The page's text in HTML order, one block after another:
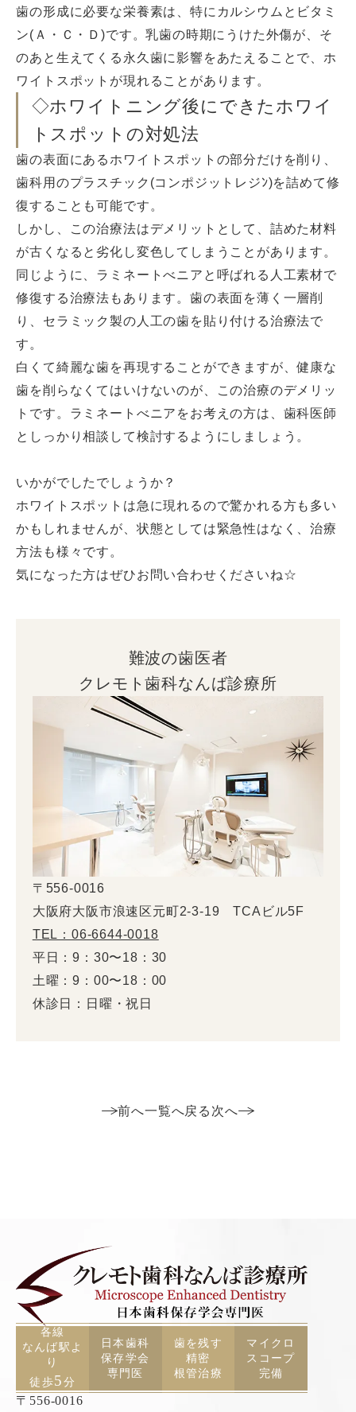
歯の形成に必要な栄養素は、特にカルシウムとビタミ
ン(Ａ・Ｃ・Ｄ)です。乳歯の時期にうけた外傷が、そ
のあと生えてくる永久歯に影響をあたえることで、ホ
ワイトスポットが現れることがあります。
◇ホワイトニング後にできたホワイ
トスポットの対処法
歯の表面にあるホワイトスポットの部分だけを削り、
歯科用のプラスチック(コンポジットレジﾝ)を詰めて修
復することも可能です。
しかし、この治療法はデメリットとして、詰めた材料
が古くなると劣化し変色してしまうことがあります。
同じように、ラミネートべニアと呼ばれる人工素材で
修復する治療法もあります。歯の表面を薄く一層削
り、セラミック製の人工の歯を貼り付ける治療法で
す。
白くて綺麗な歯を再現することができますが、健康な
歯を削らなくてはいけないのが、この治療のデメリッ
トです。ラミネートべニアをお考えの方は、歯科医師
としっかり相談して検討するようにしましょう。
いかがでしたでしょうか？
ホワイトスポットは急に現れるので驚かれる方も多い
かもしれませんが、状態としては緊急性はなく、治療
方法も様々です。
気になった方はぜひお問い合わせくださいね☆
難波の歯医者
クレモト歯科なんば診療所
〒556-0016
大阪府大阪市浪速区元町2-3-19 TCAビル5F
TEL：06-6644-0018
平日：9：30〜18：30
土曜：9：00〜18：00
休診日：日曜・祝日
前へ一覧へ戻る 次へ
各線
なんば駅よ
り
徒歩5分
日本歯科
保存学会
専門医
歯を残す
精密
根管治療
マイクロ
スコープ
完備
〒556-0016